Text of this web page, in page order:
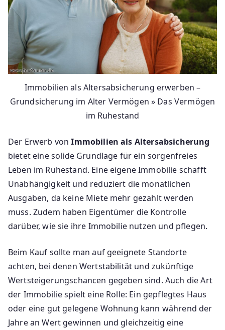
Immobilien als Altersabsicherung erwerben –
Grundsicherung im Alter Vermögen » Das Vermögen
im Ruhestand
Der Erwerb vonImmobilien als Altersabsicherung
bietet eine solide Grundlage für ein sorgenfreies
Leben im Ruhestand. Eine eigene Immobilie schafft
Unabhängigkeit und reduziert die monatlichen
Ausgaben, da keine Miete mehr gezahlt werden
muss. Zudem haben Eigentümer die Kontrolle
darüber, wie sie ihre Immobilie nutzen und pflegen.
Beim Kauf sollte man auf geeignete Standorte
achten, bei denen Wertstabilität und zukünftige
Wertsteigerungschancen gegeben sind. Auch die Art
der Immobilie spielt eine Rolle: Ein gepflegtes Haus
oder eine gut gelegene Wohnung kann während der
Jahre an Wert gewinnen und gleichzeitig eine